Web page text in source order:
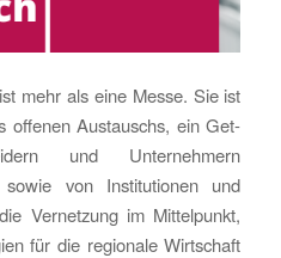
mehr als eine Messe. Sie ist
offenen Austauschs, ein Get-
und Unternehmern
sowie von Institutionen und
Vernetzung im Mittelpunkt,
für die regionale Wirtschaft